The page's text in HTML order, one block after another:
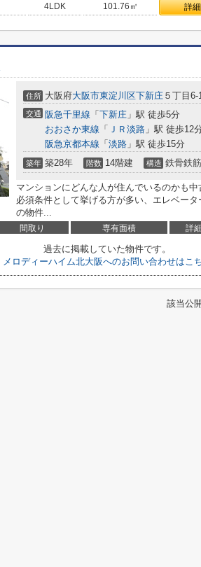
4LDK 101.76㎡ 詳
住所 大阪府大阪市東淀川区下新庄 ５丁目6-
交通 阪急千里線 「 下新庄 」駅 徒歩5分
おおさか東線 「 ＪＲ淡路 」駅 徒歩12
阪急京都本線 「 淡路 」駅 徒歩15分
築年 築28年 階数 14階建 構造 鉄骨鉄
マンションにどんな人が住んでいるのかも
必須条件として挙げる方が多い、エレベー
の物件...
間取り 専有面積 詳細
過去に掲載していた物件です。
メロディーハイム北大阪へのお問い合わせはこ
該当公